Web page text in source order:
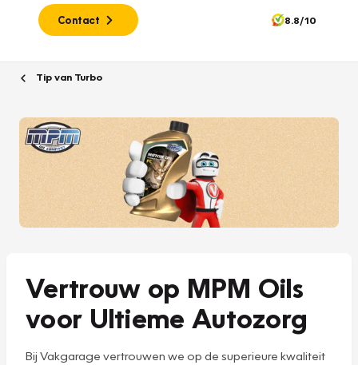
Contact 8.8/10
Tip van Turbo
Vertrouw op MPM Oils
voor Ultieme Autozorg
Bij Vakgarage vertrouwen we op de superieure kwaliteit